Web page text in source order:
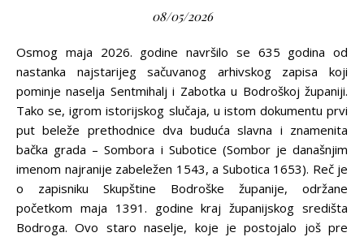
08/05/2026
Osmog maja 2026. godine navršilo se 635 godina od
nastanka najstarijeg sačuvanog arhivskog zapisa koji
pominje naselja Sentmihalj i Zabotka u Bodroškoj županiji.
Tako se, igrom istorijskog slučaja, u istom dokumentu prvi
put beleže prethodnice dva buduća slavna i znamenita
bačka grada – Sombora i Subotice (Sombor je današnjim
imenom najranije zabeležen 1543, a Subotica 1653). Reč je
o zapisniku Skupštine Bodroške županije, održane
početkom maja 1391. godine kraj županijskog središta
Bodroga. Ovo staro naselje, koje je postojalo još pre